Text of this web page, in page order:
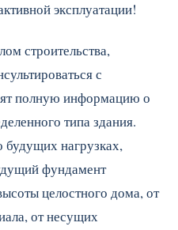
эксплуатации!
строительства,
с
полную информацию о
типа здания.
нагрузках,
фундамент
целостного дома, от
от несущих